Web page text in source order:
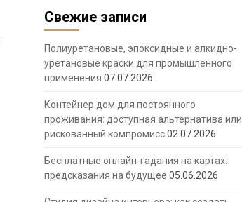
Свежие записи
Полиуретановые, эпоксидные и алкидно-
уретановые краски для промышленного
применения 07.07.2026
Контейнер дом для постоянного
проживания: доступная альтернатива или
рискованный компромисс02.07.2026
Бесплатные онлайн-гадания на картах:
предсказания на будущее 05.06.2026